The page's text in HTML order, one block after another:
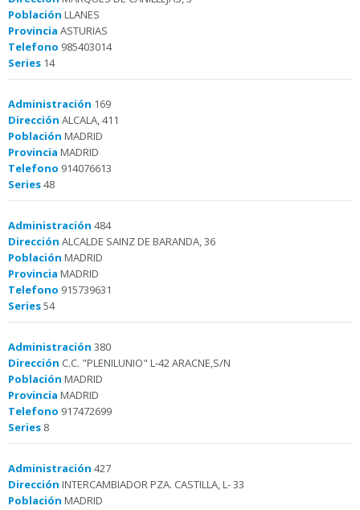
Población LLANES
Provincia ASTURIAS
Telefono 985403014
Series 14
Administración 169
Dirección ALCALA, 411
Población MADRID
Provincia MADRID
Telefono 914076613
Series48
Administración 484
Dirección ALCALDE SAINZ DE BARANDA, 36
Población MADRID
Provincia MADRID
Telefono 915739631
Series54
Administración 380
Dirección C.C. "PLENILUNIO" L-42 ARACNE,S/N
Población MADRID
Provincia MADRID
Telefono 917472699
Series 8
Administración 427
Dirección INTERCAMBIADOR PZA. CASTILLA, L- 33
Población MADRID